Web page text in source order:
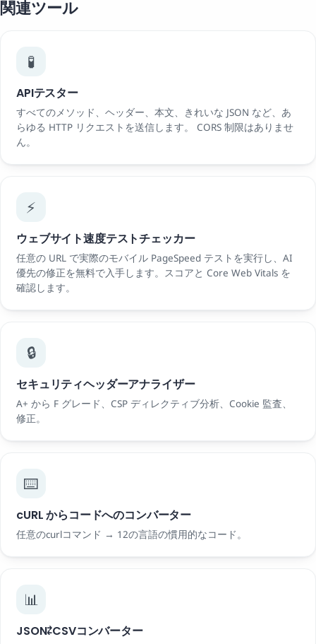
関連ツール
🧪
APIテスター
すべてのメソッド、ヘッダー、本文、きれいな JSON など、あ
らゆる HTTP リクエストを送信します。 CORS 制限はありませ
ん。
⚡
ウェブサイト速度テストチェッカー
任意の URL で実際のモバイル PageSpeed テストを実行し、AI
優先の修正を無料で入手します。スコアと Core Web Vitals を
確認します。
🔒
セキュリティヘッダーアナライザー
A+ から F グレード、CSP ディレクティブ分析、Cookie 監査、
修正。
⌨️
cURL からコードへのコンバーター
任意のcurlコマンド → 12の言語の慣用的なコード。
📊
JSON⇄CSVコンバーター